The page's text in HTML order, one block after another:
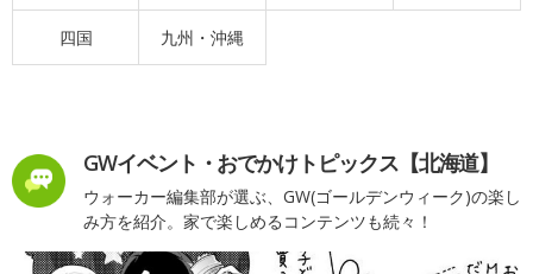
四国 九州・沖縄
GWイベント・おでかけトピックス【北海道】
ウォーカー編集部が選ぶ、GW(ゴールデンウィーク)の楽し
み方を紹介。家で楽しめるコンテンツも続々！